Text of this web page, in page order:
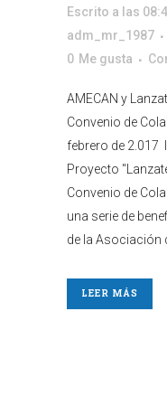
Escrito a las
adm_mr_1987
0 Me gusta
AMECAN y
Convenio de
febrero de 2.017
Proyecto
Convenio de
una serie de
de la Asociación
LEER MÁS